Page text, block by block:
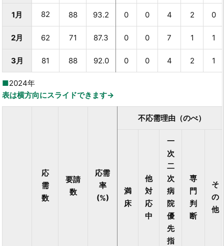
1月 82 88 93.2 0 0 4 2 0
2月 62 71 87.3 0 0 7 1 1
3月 81 88 92.0 0 0 4 2 1
2024年
表は横方向にスライドできます→
応
需
数
要請
数
応需
率
(%)
不応需理由（のべ）
満
床
他
対
応
中
一
次
二
次
病
院
優
先
指
専
門
判
断
そ
の
他